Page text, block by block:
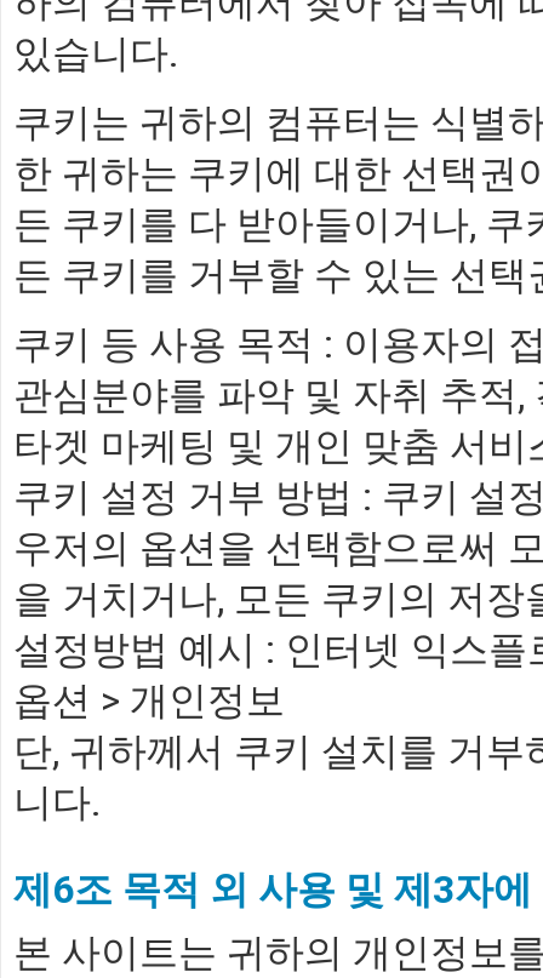
있습니다.
쿠키는 귀하의 컴퓨터는 식별
한 귀하는 쿠키에 대한 선택권
든 쿠키를 다 받아들이거나,
든 쿠키를 거부할 수 있는 선
쿠키 등 사용 목적 : 이용자의
관심분야를 파악 및 자취 추적
타겟 마케팅 및 개인 맞춤 서비
쿠키 설정 거부 방법 : 쿠키 설
우저의 옵션을 선택함으로써
을 거치거나, 모든 쿠키의 저
설정방법 예시 : 인터넷 익스
옵션 > 개인정보
단, 귀하께서 쿠키 설치를 거
니다.
제6조 목적 외 사용 및 제3자
본 사이트는 귀하의 개인정보